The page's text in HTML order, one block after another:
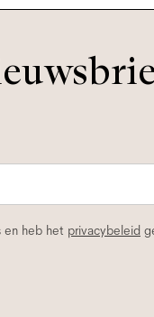
en heb het privacybeleid